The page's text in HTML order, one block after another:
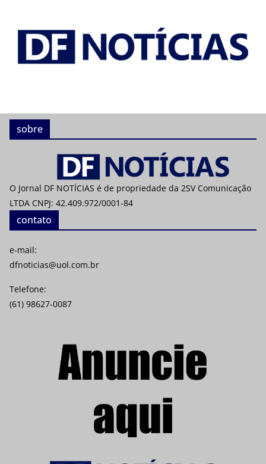
sobre
O Jornal DF NOTÍCIAS é de propriedade da 2SV Comunicação
LTDA CNPJ: 42.409.972/0001-84
contato
e-mail:
dfnoticias@uol.com.br
Telefone:
(61) 98627-0087